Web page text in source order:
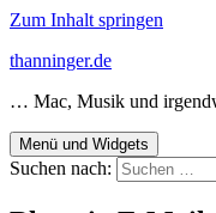
Zum Inhalt springen
thanninger.de
… Mac, Musik und
Menü und Widgets
Suchen nach: